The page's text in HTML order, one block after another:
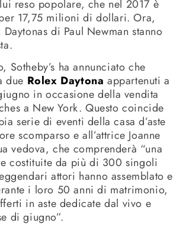
reso popolare, che nel 2017 è
17,75 milioni di dollari. Ora,
di Paul Newman stanno
Sotheby’s ha annunciato che
due Rolex Daytona appartenuti a
in occasione della vendita
a New York. Questo coincide
serie di eventi della casa d’aste
scomparso e all’attrice Joanne
vedova, che comprenderà “una
costituite da più di 300 singoli
attori hanno assemblato e
i loro 50 anni di matrimonio,
in aste dedicate dal vivo e
di giugno”.